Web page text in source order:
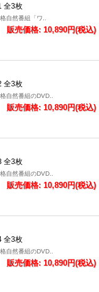
全3枚
自然番組「ワ..
販売価格: 10,890円(税込)
全3枚
自然番組のDVD..
販売価格: 10,890円(税込)
全3枚
自然番組のDVD..
販売価格: 10,890円(税込)
全3枚
自然番組のDVD..
販売価格: 10,890円(税込)